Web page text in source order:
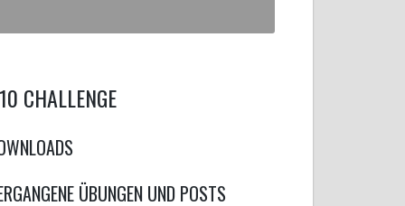
CHALLENGE
ÜBUNGEN UND POSTS